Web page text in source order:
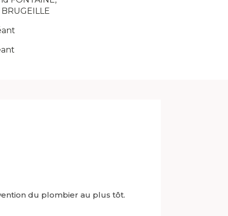
du plombier au plus tôt.